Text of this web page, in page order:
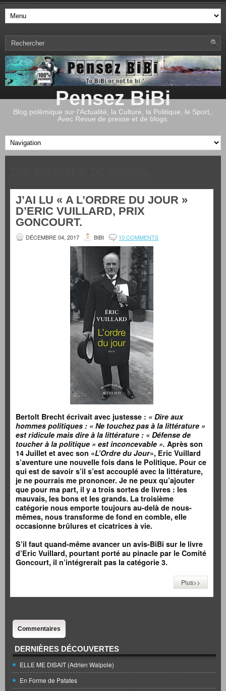
Pensez BiBi
Blog polémique sur l'Actualité, la Culture, la Politique, le Sport,.
Avec Revue de presse et de blogs.
J’AI LU « A L’ORDRE DU JOUR »
D’ERIC VUILLARD, PRIX
GONCOURT.
DÉCEMBRE 04, 2017 BIBI 10 COMMENTS
Bertolt Brecht écrivait avec justesse : « Dire aux
hommes politiques : « Ne touchez pas à la littérature »
est ridicule mais dire à la littérature : « Défense de
toucher à la politique » est inconcevable ». Après son
14 Juillet et avec son «L’Ordre du Jour», Eric Vuillard
s’aventure une nouvelle fois dans le Politique. Pour ce
qui est de savoir s’il s’est accouplé avec la littérature,
je ne pourrais me prononcer. Je ne peux qu’ajouter
que pour ma part, il y a trois sortes de livres : les
mauvais, les bons et les grands. La troisième
catégorie nous emporte toujours au-delà de nous-
mêmes, nous transforme de fond en comble, elle
occasionne brûlures et cicatrices à vie.
S’il faut quand-même avancer un avis-BiBi sur le livre
d’Eric Vuillard, pourtant porté au pinacle par le Comité
Goncourt, il n’intégrerait pas la catégorie 3.
Plus>>
Commentaires
DERNIÈRES DÉCOUVERTES
ELLE ME DISAIT (Adrien Walpole)
En Forme de Patates